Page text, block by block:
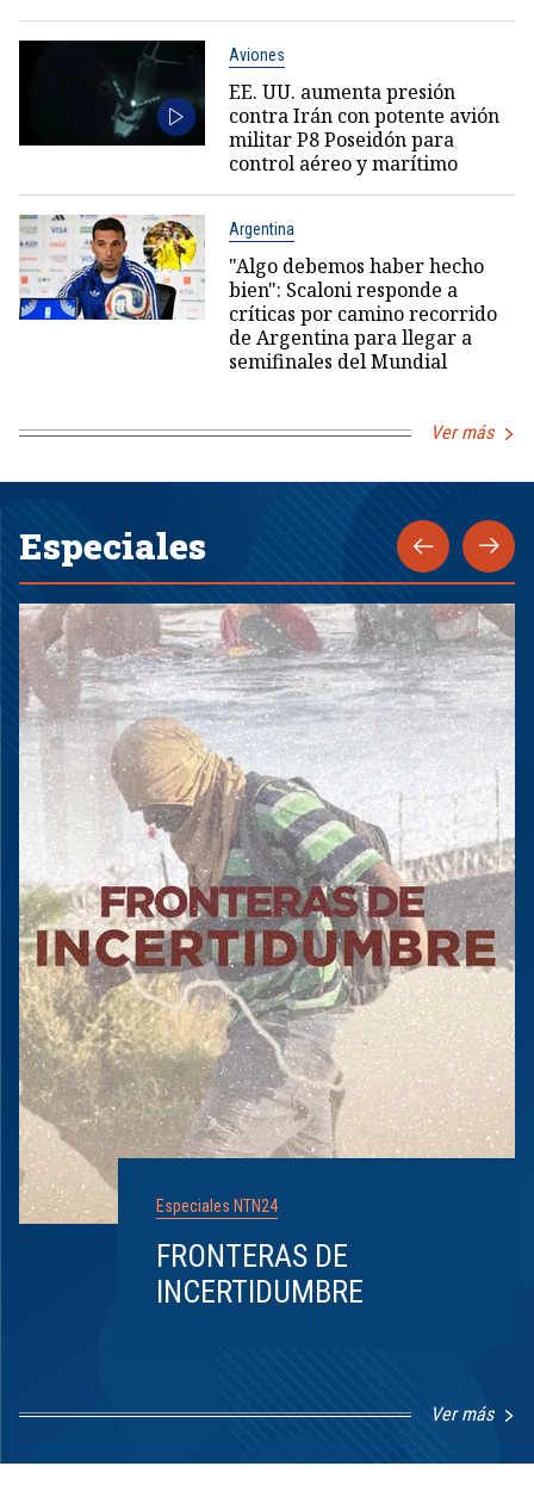
Aviones
EE. UU. aumenta presión
contra Irán con potente avión
militar P8 Poseidón para
control aéreo y marítimo
Argentina
"Algo debemos haber hecho
bien": Scaloni responde a
críticas por camino recorrido
de Argentina para llegar a
semifinales del Mundial
Ver más
Especiales
Especiales NTN24
FRONTERAS DE
INCERTIDUMBRE
Ver más
1